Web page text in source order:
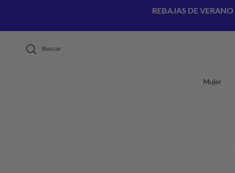
REBAJAS DE VERANO
Buscar
Mujer